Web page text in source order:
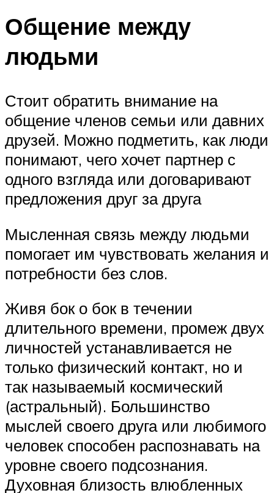
Общение между
людьми
Стоит обратить внимание на
общение членов семьи или давних
друзей. Можно подметить, как люди
понимают, чего хочет партнер с
одного взгляда или договаривают
предложения друг за друга
Мысленная связь между людьми
помогает им чувствовать желания и
потребности без слов.
Живя бок о бок в течении
длительного времени, промеж двух
личностей устанавливается не
только физический контакт, но и
так называемый космический
(астральный). Большинство
мыслей своего друга или любимого
человек способен распознавать на
уровне своего подсознания.
Духовная близость влюбленных